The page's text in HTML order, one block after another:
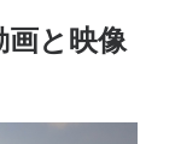
画と映像